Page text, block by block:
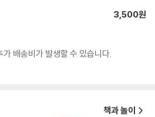
3,500원
배송비가 발생할 수 있습니다.
책과 놀이